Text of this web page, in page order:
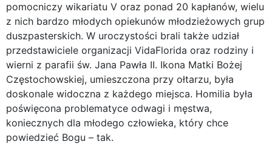
pomocniczy wikariatu V oraz ponad 20 kapłanów, wielu
z nich bardzo młodych opiekunów młodzieżowych grup
duszpasterskich. W uroczystości brali także udział
przedstawiciele organizacji VidaFlorida oraz rodziny i
wierni z parafii św. Jana Pawła II. Ikona Matki Bożej
Częstochowskiej, umieszczona przy ołtarzu, była
doskonale widoczna z każdego miejsca. Homilia była
poświęcona problematyce odwagi i męstwa,
koniecznych dla młodego człowieka, który chce
powiedzieć Bogu – tak.